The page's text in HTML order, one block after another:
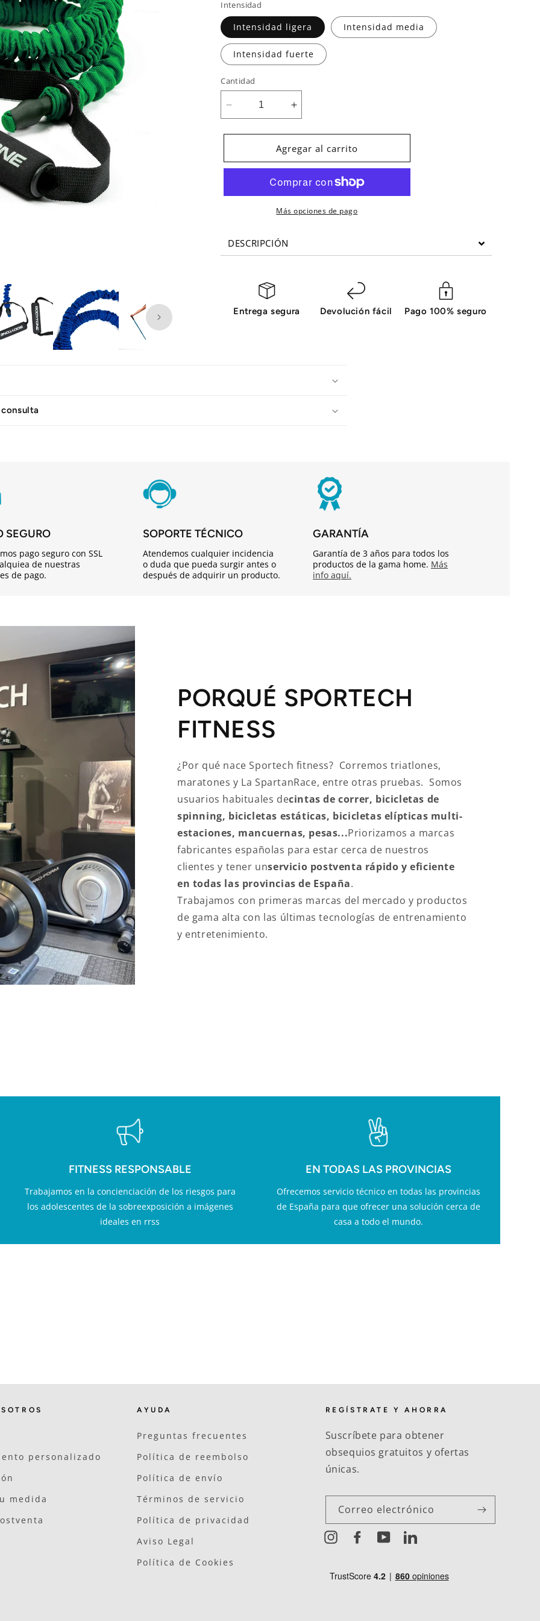
Intensidad
Intensidad ligera Intensidad media
Intensidad fuerte
Cantidad
Reducir
cantidad
para
elásticas
protección
Aumentar
cantidad
para
Gomas
elásticas
protección
Agregar al carrito
Más opciones de pago
DESCRIPCIÓN
Entrega segura Devolución fácil Pago 100% seguro
SEGURO
pago seguro con SSL
de nuestras
de pago.
SOPORTE TÉCNICO
Atendemos cualquier incidencia
o duda que pueda surgir antes o
después de adquirir un producto.
GARANTÍA
Garantía de 3 años para todos los
productos de la gama home. Más
info aquí.
PORQUÉ SPORTECH
FITNESS
¿Por qué nace Sportech fitness? Corremos triatlones,
maratones y La SpartanRace, entre otras pruebas. Somos
usuarios habituales decintas de correr, bicicletas de
spinning, bicicletas estáticas, bicicletas elípticas multi-
estaciones, mancuernas, pesas...Priorizamos a marcas
fabricantes españolas para estar cerca de nuestros
clientes y tener unservicio postventa rápido y eficiente
en todas las provincias de España.
Trabajamos con primeras marcas del mercado y productos
de gama alta con las últimas tecnologías de entrenamiento
y entretenimiento.
FITNESS RESPONSABLE
Trabajamos en la concienciación de los riesgos para
los adolescentes de la sobreexposición a imágenes
ideales en rrss
EN TODAS LAS PROVINCIAS
Ofrecemos servicio técnico en todas las provincias
de España para que ofrecer una solución cerca de
casa a todo el mundo.
personalizado
medida
AYUDA
Preguntas frecuentes
Política de reembolso
Política de envío
Términos de servicio
Política de privacidad
Aviso Legal
Política de Cookies
REGÍSTRATE Y AHORRA
Suscríbete para obtener
obsequios gratuitos y ofertas
únicas.
Correo electrónico
InstagramFacebookYouTubeLinkedIn